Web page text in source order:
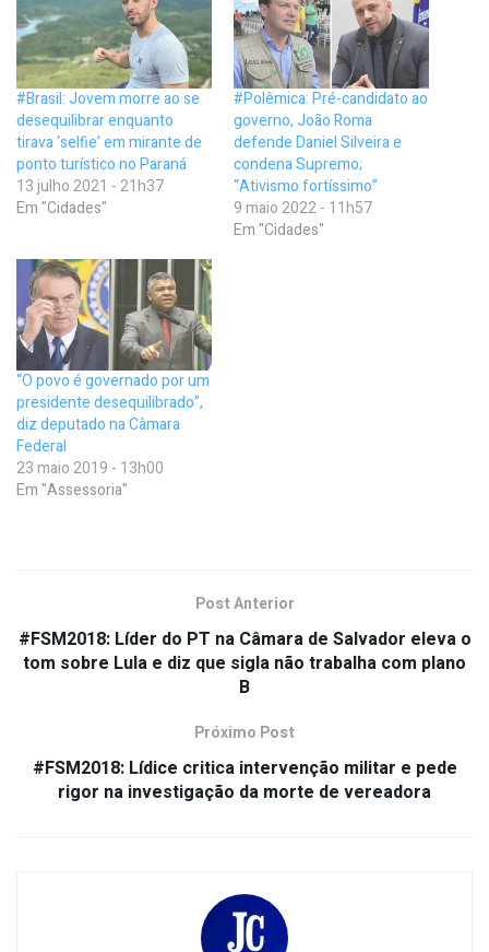
#Brasil: Jovem morre ao se
desequilibrar enquanto
tirava ‘selfie’ em mirante de
ponto turístico no Paraná
13 julho 2021 - 21h37
Em "Cidades"
#Polêmica: Pré-candidato ao
governo, João Roma
defende Daniel Silveira e
condena Supremo;
“Ativismo fortíssimo”
9 maio 2022 - 11h57
Em "Cidades"
“O povo é governado por um
presidente desequilibrado”,
diz deputado na Câmara
Federal
23 maio 2019 - 13h00
Em "Assessoria"
Post Anterior
#FSM2018: Líder do PT na Câmara de Salvador eleva o
tom sobre Lula e diz que sigla não trabalha com plano
B
Próximo Post
#FSM2018: Lídice critica intervenção militar e pede
rigor na investigação da morte de vereadora